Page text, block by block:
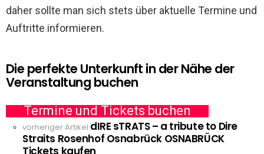
daher sollte man sich stets über aktuelle Termine und
Auftritte informieren.
Die perfekte Unterkunft in der Nähe der
Veranstaltung buchen
Termine und Tickets buchen
See
more
vorheriger Artikel dIRE sTRATS – a tribute to Dire
Straits Rosenhof Osnabrück OSNABRÜCK
Tickets kaufen